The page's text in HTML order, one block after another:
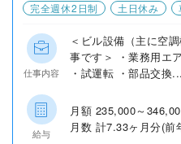
完全週休2日制
土日休み
仕事内容
＜ビル設備（主に空
事です＞ ・業務用エ
・試運転 ・部品交換...
給与
月額 235,000～
月数 計7.33ヶ月分(前